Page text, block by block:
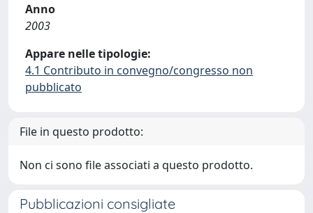
Anno
2003
Appare nelle tipologie:
4.1 Contributo in convegno/congresso non
pubblicato
File in questo prodotto:
Non ci sono file associati a questo prodotto.
Pubblicazioni consigliate